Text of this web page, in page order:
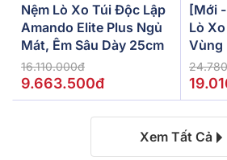
Nệm Lò Xo Túi Độc Lập
Amando Elite Plus Ngủ
Mát, Êm Sâu Dày 25cm
16.110.000đ
9.663.500đ
[Mới
Lò
Vùng
Xem Tất Cả